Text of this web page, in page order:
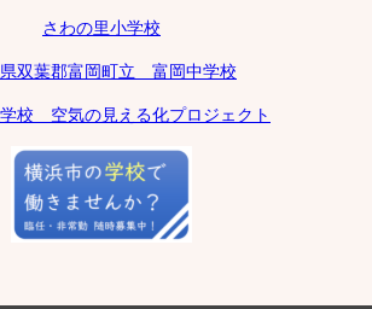
さわの里小学校
双葉郡富岡町立 富岡中学校
校 空気の見える化プロジェクト